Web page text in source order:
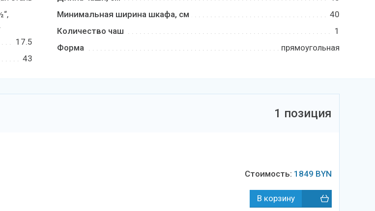
17.5
43
Минимальная ширина шкафа, см
40
Количество чаш
1
Форма
прямоугольная
1 позиция
Стоимость: 1849 BYN